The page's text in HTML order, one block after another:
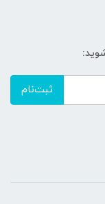
ثبت‌نام